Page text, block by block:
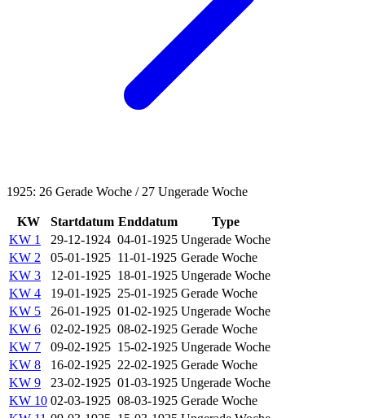
1925: 26 Gerade Woche / 27 Ungerade Woche
KW Startdatum Enddatum
Type
KW 1
29-12-1924 04-01-1925 Ungerade Woche
KW 2
05-01-1925 11-01-1925 Gerade Woche
KW 3
12-01-1925 18-01-1925 Ungerade Woche
KW 4
19-01-1925 25-01-1925 Gerade Woche
KW 5
26-01-1925 01-02-1925 Ungerade Woche
KW 6
02-02-1925 08-02-1925 Gerade Woche
KW 7
09-02-1925 15-02-1925 Ungerade Woche
KW 8
16-02-1925 22-02-1925 Gerade Woche
KW 9
23-02-1925 01-03-1925 Ungerade Woche
KW 10 02-03-1925 08-03-1925 Gerade Woche